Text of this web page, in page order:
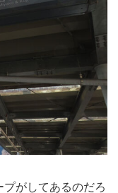
がしてあるのだろ